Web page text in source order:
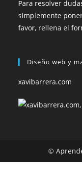
Para resolver
simplemente
favor, rellena el
Diseño web y
xavibarrera.com
©